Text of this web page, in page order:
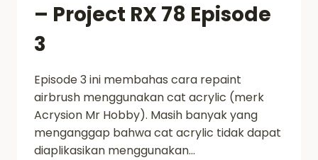
– Project RX 78 Episode
3
Episode 3 ini membahas cara repaint
airbrush menggunakan cat acrylic (merk
Acrysion Mr Hobby). Masih banyak yang
menganggap bahwa cat acrylic tidak dapat
diaplikasikan menggunakan…